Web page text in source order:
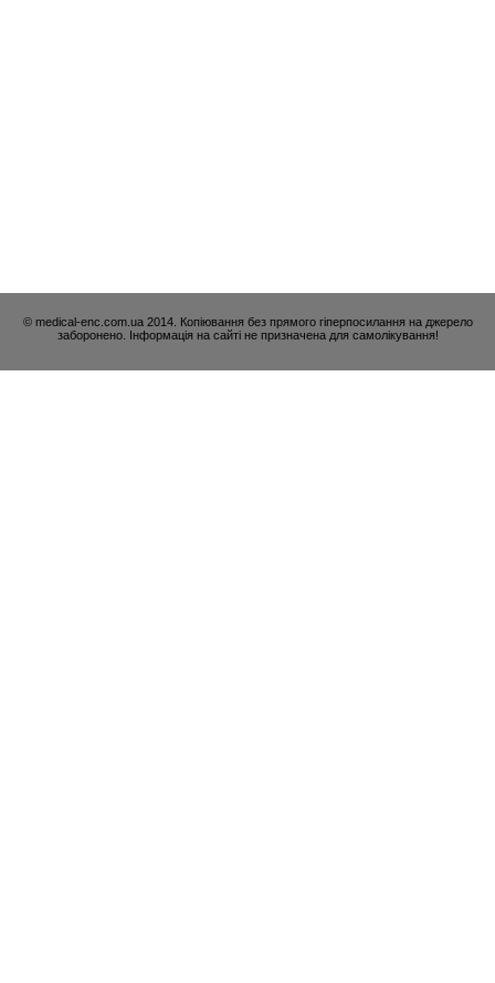
© medical-enc.com.ua 2014. Копіювання без прямого гіперпосилання на джерело
заборонено. Інформація на сайті не призначена для самолікування!